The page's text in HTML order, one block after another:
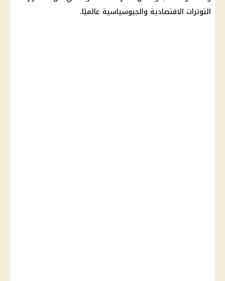
التوترات الاقتصادية والجيوسياسية عالميًا.